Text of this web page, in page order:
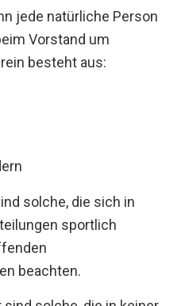
jede natürliche Person
Vorstand um
besteht aus:
solche, die sich in
sportlich
beachten.